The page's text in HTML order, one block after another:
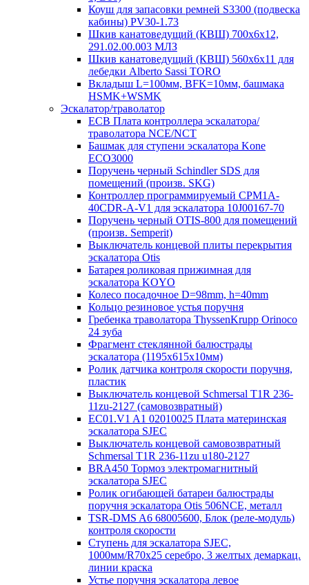
Коуш для запасовки ремней S3300 (подвеска
кабины) PV30-1.73
Шкив канатоведущий (КВШ) 700х6х12,
291.02.00.003 МЛЗ
Шкив канатоведущий (КВШ) 560х6х11 для
лебедки Alberto Sassi TORO
Вкладыш L=100мм, BFK=10мм, башмака
HSMK+WSMK
Эскалатор/траволатор
ECB Плата контроллера эскалатора/
траволатора NCE/NCT
Башмак для ступени эскалатора Kone
ECO3000
Поручень черный Schindler SDS для
помещений (произв. SKG)
Контроллер программируемый CPM1A-
40CDR-A-V1 для эскалатора 10J00167-70
Поручень черный OTIS-800 для помещений
(произв. Semperit)
Выключатель концевой плиты перекрытия
эскалатора Otis
Батарея роликовая прижимная для
эскалатора KOYO
Колесо посадочное D=98mm, h=40mm
Кольцо резиновое устья поручня
Гребенка траволатора ThyssenKrupp Orinoco
24 зуба
Фрагмент стеклянной балюстрады
эскалатора (1195х615х10мм)
Ролик датчика контроля скорости поручня,
пластик
Выключатель концевой Schmersal T1R 236-
11zu-2127 (самовозвратный)
EC01.V1 A1 02010025 Плата материнская
эскалатора SJEC
Выключатель концевой самовозвратный
Schmersal T1R 236-11zu u180-2127
BRA450 Тормоз электромагнитный
эскалатора SJEC
Ролик огибающей батареи балюстрады
поручня эскалатора Otis 506NCE, металл
TSR-DMS A6 68005600, Блок (реле-модуль)
контроля скорости
Ступень для эскалатора SJEC,
1000мм/R70x25 серебро, 3 желтых демаркац.
линии краска
Устье поручня эскалатора левое